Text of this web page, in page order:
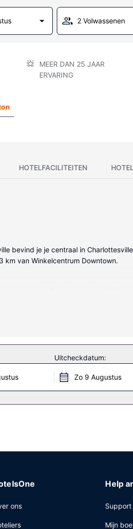
2 Volwassenen
MEER DAN 25 JAAR
ERVARING
HOTELFACILITEITEN
bevind je je centraal in
km van Winkelcentrum Downtown.
horen een kluis en een
van dit hotel, of bestel snacks in
ontbijt met lokale gerechten,
Uitcheckdatum:
Zo 9 Augustus
ons
Help
Support
Mijn